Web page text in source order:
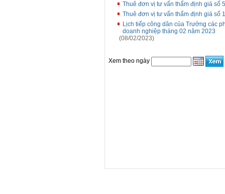
Thuê đơn vị tư vấn thẩm định giá số
Thuê đơn vị tư vấn thẩm định giá số
Lịch tiếp công dân của Trưởng các
doanh nghiệp tháng 02 năm 2023
(08/02/2023)
Xem theo ngày